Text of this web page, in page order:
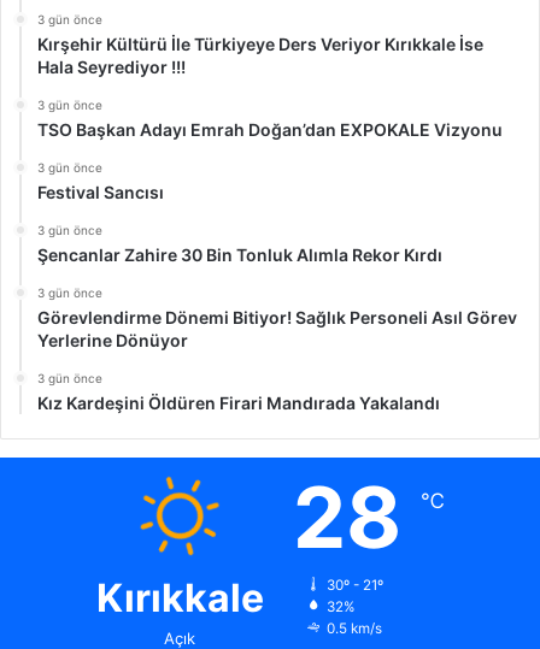
3 gün önce
Kırşehir Kültürü İle Türkiyeye Ders Veriyor Kırıkkale İse
Hala Seyrediyor !!!
3 gün önce
TSO Başkan Adayı Emrah Doğan’dan EXPOKALE Vizyonu
3 gün önce
Festival Sancısı
3 gün önce
Şencanlar Zahire 30 Bin Tonluk Alımla Rekor Kırdı
3 gün önce
Görevlendirme Dönemi Bitiyor! Sağlık Personeli Asıl Görev
Yerlerine Dönüyor
3 gün önce
Kız Kardeşini Öldüren Firari Mandırada Yakalandı
Kırıkkale
Açık
28 ℃
30º - 21º
32%
0.5 km/s